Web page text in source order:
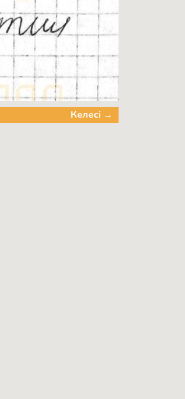
Келесі →